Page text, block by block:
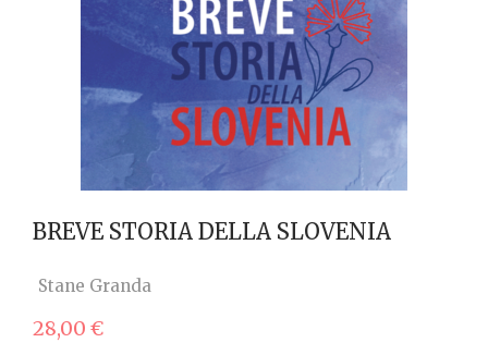
BREVE STORIA DELLA SLOVENIA
Stane Granda
28,00 €